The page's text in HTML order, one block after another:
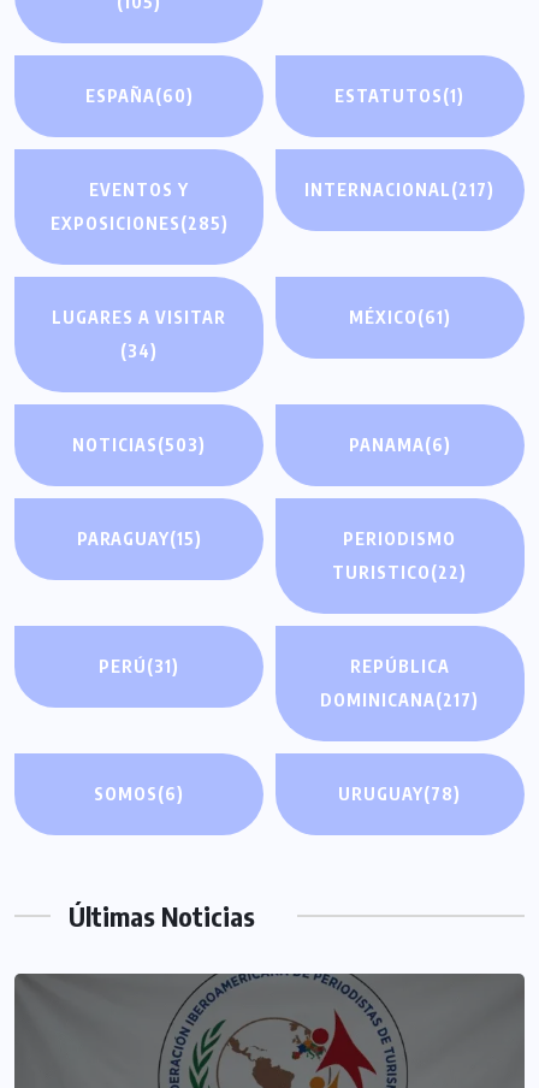
ESPAÑA(60) ESTATUTOS(1)
EVENTOS Y
EXPOSICIONES(285)
INTERNACIONAL(217)
LUGARES A VISITAR
(34)
MÉXICO(61)
NOTICIAS(503) PANAMA(6)
PARAGUAY(15)
PERIODISMO
TURISTICO(22)
PERÚ(31)
REPÚBLICA
DOMINICANA(217)
SOMOS(6) URUGUAY(78)
Últimas Noticias